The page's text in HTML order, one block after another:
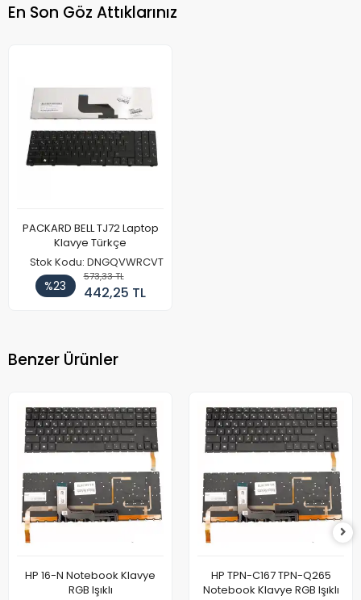
En Son Göz Attıklarınız
PACKARD BELL TJ72 Laptop
Klavye Türkçe
Stok Kodu: DNGQVWRCVT
%23
573,33 TL
442,25 TL
Benzer Ürünler
HP 16-N Notebook Klavye
RGB Işıklı
HP TPN-C167 TPN-Q265
Notebook Klavye RGB Işıklı